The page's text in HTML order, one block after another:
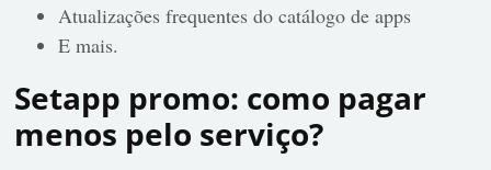
Atualizações frequentes do catálogo de apps
E mais.
Setapp promo: como pagar
menos pelo serviço?